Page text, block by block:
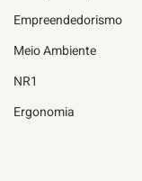
Empreendedorismo
Meio Ambiente
NR1
Ergonomia